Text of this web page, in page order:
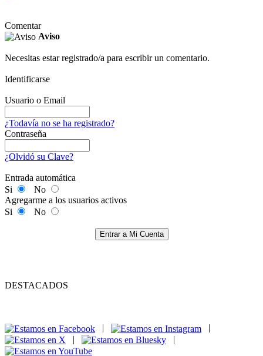
Comentar
Aviso
Necesitas estar registrado/a para escribir un comentario.
Identificarse
Usuario o Email
¿Todavía no se ha registrado?
Contraseña
¿Olvidó su Clave?
Entrada automática
Si
No
Agregarme a los usuarios activos
Si
No
Entrar a Mi Cuenta
DESTACADOS
|
|
|
|